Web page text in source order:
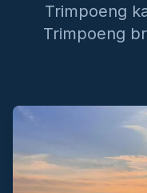
Trimpoeng
Trimpoeng